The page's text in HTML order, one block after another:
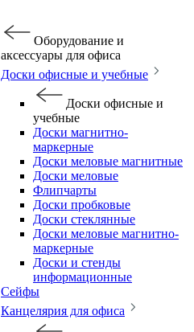
Оборудование и
аксессуары для офиса
Доски офисные и учебные
Доски офисные и
учебные
Доски магнитно-
маркерные
Доски меловые магнитные
Доски меловые
Флипчарты
Доски пробковые
Доски стеклянные
Доски меловые магнитно-
маркерные
Доски и стенды
информационные
Сейфы
Канцелярия для офиса